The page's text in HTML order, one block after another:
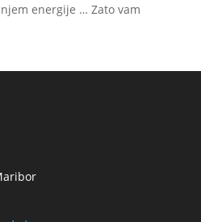
energije … Zato vam